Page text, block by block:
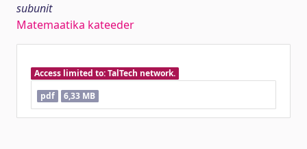
subunit
Matemaatika kateeder
Access limited to: TalTech network.
pdf
6,33 MB